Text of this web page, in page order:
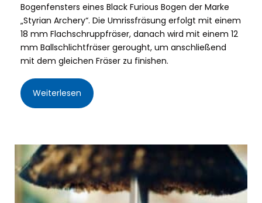
Bogenfensters eines Black Furious Bogen der Marke
„Styrian Archery“. Die Umrissfräsung erfolgt mit einem
18 mm Flachschruppfräser, danach wird mit einem 12
mm Ballschlichtfräser gerought, um anschließend
mit dem gleichen Fräser zu finishen.
Weiterlesen